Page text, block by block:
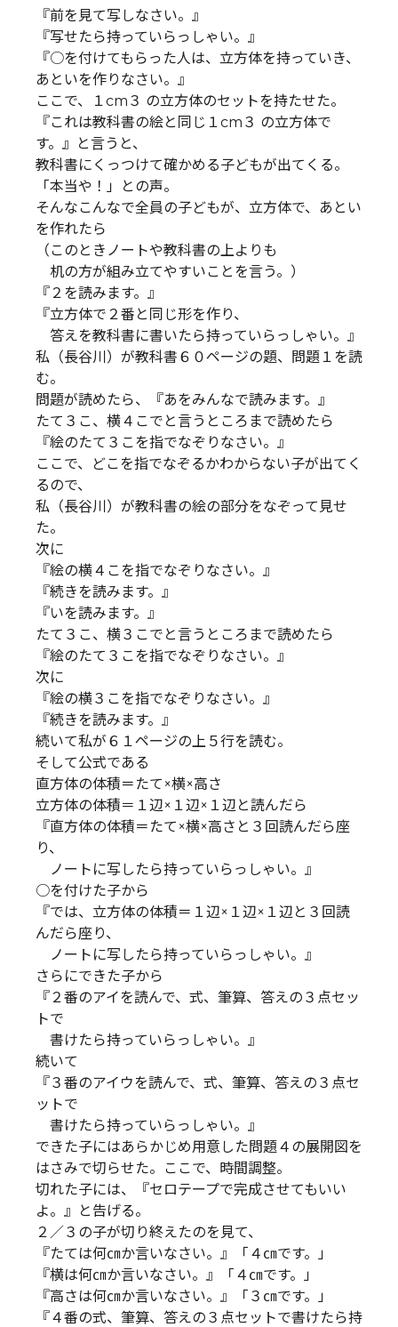
『前を見て写しなさい。』
『写せたら持っていらっしゃい。』
『○を付けてもらった人は、立方体を持っていき、
あといを作りなさい。』
ここで、１cm３ の立方体のセットを持たせた。
『これは教科書の絵と同じ１cm３ の立方体で
す。』と言うと、
教科書にくっつけて確かめる子どもが出てくる。
「本当や！」との声。
そんなこんなで全員の子どもが、立方体で、あとい
を作れたら
（このときノートや教科書の上よりも
机の方が組み立てやすいことを言う。）
『２を読みます。』
『立方体で２番と同じ形を作り、
答えを教科書に書いたら持っていらっしゃい。』
私（長谷川）が教科書６０ページの題、問題１を読
む。
問題が読めたら、『あをみんなで読みます。』
たて３こ、横４こでと言うところまで読めたら
『絵のたて３こを指でなぞりなさい。』
ここで、どこを指でなぞるかわからない子が出てく
るので、
私（長谷川）が教科書の絵の部分をなぞって見せ
た。
次に
『絵の横４こを指でなぞりなさい。』
『続きを読みます。』
『いを読みます。』
たて３こ、横３こでと言うところまで読めたら
『絵のたて３こを指でなぞりなさい。』
次に
『絵の横３こを指でなぞりなさい。』
『続きを読みます。』
続いて私が６１ページの上５行を読む。
そして公式である
直方体の体積＝たて×横×高さ
立方体の体積＝１辺×１辺×１辺と読んだら
『直方体の体積＝たて×横×高さと３回読んだら座
り、
ノートに写したら持っていらっしゃい。』
○を付けた子から
『では、立方体の体積＝１辺×１辺×１辺と３回読
んだら座り、
ノートに写したら持っていらっしゃい。』
さらにできた子から
『２番のアイを読んで、式、筆算、答えの３点セッ
トで
書けたら持っていらっしゃい。』
続いて
『３番のアイウを読んで、式、筆算、答えの３点セ
ットで
書けたら持っていらっしゃい。』
できた子にはあらかじめ用意した問題４の展開図を
はさみで切らせた。ここで、時間調整。
切れた子には、『セロテープで完成させてもいい
よ。』と告げる。
２／３の子が切り終えたのを見て、
『たては何㎝か言いなさい。』「４㎝です。」
『横は何㎝か言いなさい。』「４㎝です。」
『高さは何㎝か言いなさい。』「３㎝です。」
『４番の式、筆算、答えの３点セットで書けたら持